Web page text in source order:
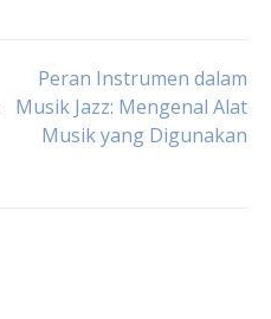
Peran Instrumen dalam
Musik Jazz: Mengenal Alat
Musik yang Digunakan